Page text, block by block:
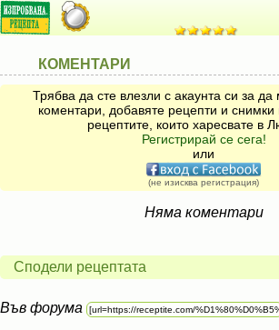
КОМЕНТАРИ
Трябва да сте влезли с акаунта си за
коментари, добавяте рецепти и снимки
рецептите, които харесвате в
Регистрирай се сега!
или
(не изисква регистрация)
Няма коментари
Сподели рецептата
Във форума